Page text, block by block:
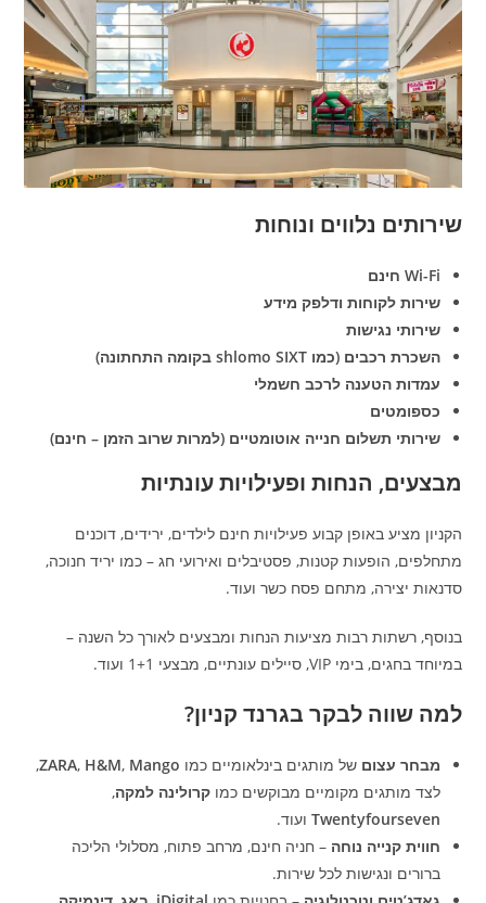
שירותים נלווים ונוחות
Wi-Fi חינם
שירות לקוחות ודלפק מידע
שירותי נגישות
השכרת רכבים (כמו shlomo SIXT בקומה התחתונה)
עמדות הטענה לרכב חשמלי
כספומטים
שירותי תשלום חנייה אוטומטיים (למרות שרוב הזמן – חינם)
מבצעים, הנחות ופעילויות עונתיות
הקניון מציע באופן קבוע פעילויות חינם לילדים, ירידים, דוכנים
מתחלפים, הופעות קטנות, פסטיבלים ואירועי חג – כמו יריד חנוכה,
סדנאות יצירה, מתחם פסח כשר ועוד.
בנוסף, רשתות רבות מציעות הנחות ומבצעים לאורך כל השנה –
במיוחד בחגים, בימי VIP, סיילים עונתיים, מבצעי 1+1 ועוד.
למה שווה לבקר בגרנד קניון?
מבחר עצום של מותגים בינלאומיים כמו ZARA, H&M, Mango
,
לצד מותגים מקומיים מבוקשים כמוקרולינה למקה,
Twentyfourseven ועוד.
חווית קנייה נוחה – חניה חינם, מרחב פתוח, מסלולי הליכה
ברורים ונגישות לכל שירות.